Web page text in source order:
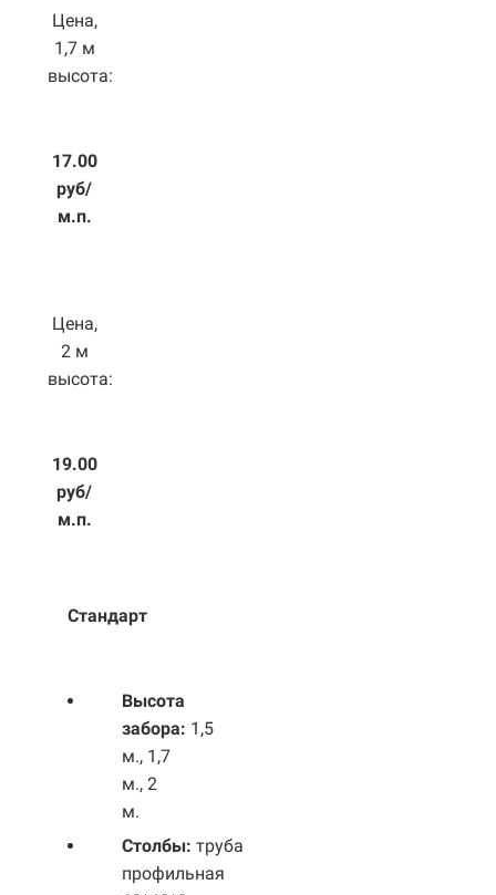
Цена,
1,7 м
высота:
17.00
руб/
м.п.
Цена,
2 м
высота:
19.00
руб/
м.п.
Стандарт
Высота
забора: 1,5
м., 1,7
м., 2
м.
Столбы: труба
профильная